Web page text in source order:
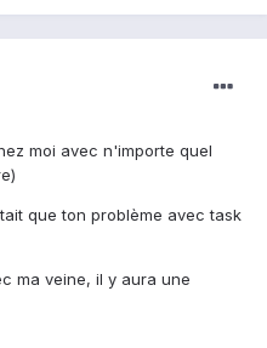
moi avec n'importe quel
que ton problème avec task
ma veine, il y aura une